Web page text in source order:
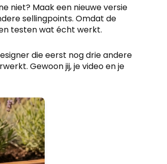
niet? Maak een nieuwe versie
sellingpoints. Omdat de
testen wat écht werkt.
die eerst nog drie andere
Gewoon jij, je video en je